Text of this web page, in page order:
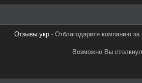
Отзывы.укр- Отблагодарите компанию за
Возможно Вы